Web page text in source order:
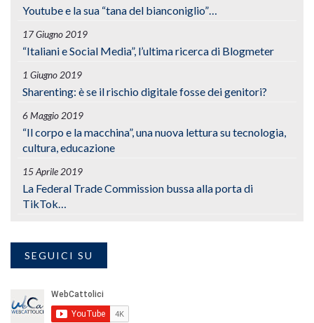
Youtube e la sua “tana del bianconiglio”…
17 Giugno 2019
“Italiani e Social Media”, l’ultima ricerca di Blogmeter
1 Giugno 2019
Sharenting: è se il rischio digitale fosse dei genitori?
6 Maggio 2019
“Il corpo e la macchina”, una nuova lettura su tecnologia,
cultura, educazione
15 Aprile 2019
La Federal Trade Commission bussa alla porta di
TikTok…
SEGUICI SU